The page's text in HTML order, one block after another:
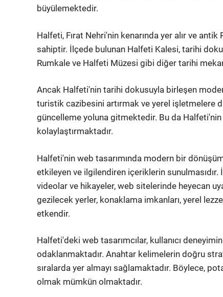
büyülemektedir.
Halfeti, Fırat Nehri'nin kenarında yer alır ve
sahiptir. İlçede bulunan Halfeti Kalesi, tarihi
Rumkale ve Halfeti Müzesi gibi diğer tarihi
Ancak Halfeti'nin tarihi dokusuyla birleşen
turistik cazibesini artırmak ve yerel işletmelere
güncelleme yoluna gitmektedir. Bu da
kolaylaştırmaktadır.
Halfeti'nin web tasarımında modern bir
etkileyen ve ilgilendiren içeriklerin
videolar ve hikayeler, web sitelerinde heyecan
gezilecek yerler, konaklama imkanları, yerel
etkendir.
Halfeti'deki web tasarımcılar, kullanıcı
odaklanmaktadır. Anahtar kelimelerin doğru
sıralarda yer almayı sağlamaktadır. Böylece,
olmak mümkün olmaktadır.